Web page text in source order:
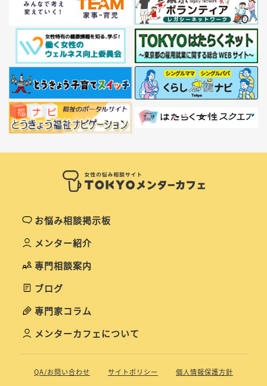
お悩み相談掲示板
メンター紹介
専門相談案内
ブログ
専門家コラム
メンターカフェについて
QA/お問い合わせ サイトポリシー
個人情報保護方針